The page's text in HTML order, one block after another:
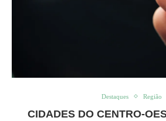
Destaques Região
CIDADES DO CENTRO-